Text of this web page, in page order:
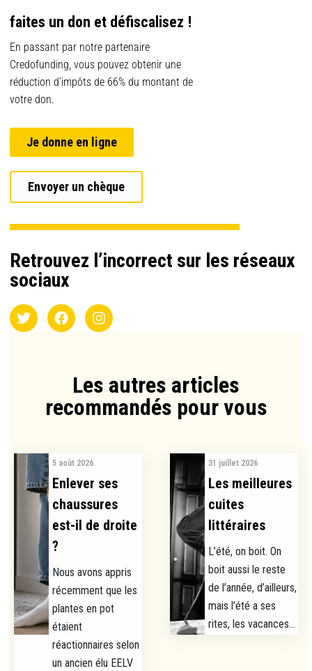
faites un don et défiscalisez !
En passant par notre partenaire
Credofunding, vous pouvez obtenir une
réduction d’impôts de 66% du montant de
votre don.
Je donne en ligne
Envoyer un chèque
Retrouvez l’incorrect sur les réseaux
sociaux
Les autres articles
recommandés pour vous​
5 août 2026
Enlever ses
chaussures
est-il de droite
?
Nous avons appris
récemment que les
plantes en pot
étaient
réactionnaires selon
un ancien élu EELV
31 juillet 2026
Les meilleures
cuites
littéraires
L’été, on boit. On
boit aussi le reste
de l’année, d’ailleurs,
mais l’été a ses
rites, les vacances...